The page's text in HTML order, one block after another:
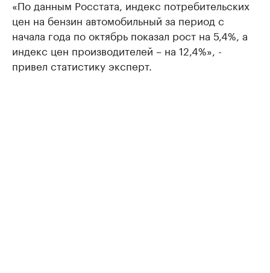
«По данным Росстата, индекс потребительских
цен на бензин автомобильный за период с
начала года по октябрь показал рост на 5,4%, а
индекс цен производителей – на 12,4%», -
привел статистику эксперт.